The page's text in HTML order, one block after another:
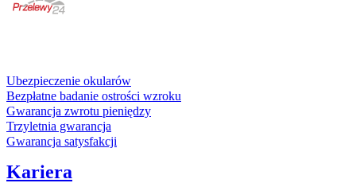
Ubezpieczenie okularów
Bezpłatne badanie ostrości wzroku
Gwarancja zwrotu pieniędzy
Trzyletnia gwarancja
Gwarancja satysfakcji
Kariera